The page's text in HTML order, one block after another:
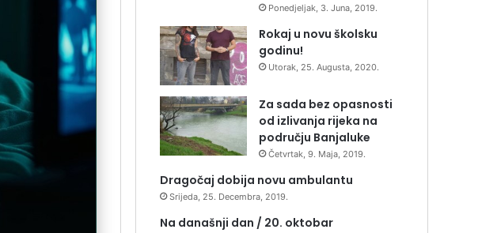
Ponedjeljak, 3. Juna, 2019.
Rokaj u novu školsku
godinu!
Utorak, 25. Augusta, 2020.
Za sada bez opasnosti
od izlivanja rijeka na
području Banjaluke
Četvrtak, 9. Maja, 2019.
Dragočaj dobija novu ambulantu
Srijeda, 25. Decembra, 2019.
Na današnji dan / 20. oktobar